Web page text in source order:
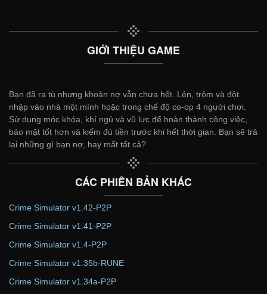
GIỚI THIỆU GAME
Bạn đã ra tù nhưng khoản nợ vẫn chưa hết. Lẻn, trộm và đột
nhập vào nhà một mình hoặc trong chế độ co-op 4 người chơi.
Sử dụng móc khóa, khí ngủ và vũ lực để hoàn thành công việc,
bảo mật tốt hơn và kiếm đủ tiền trước khi hết thời gian. Bạn sẽ trả
lại những gì bạn nợ, hay mất tất cả?
CÁC PHIÊN BẢN KHÁC
Crime Simulator v1.42-P2P
Crime Simulator v1.41-P2P
Crime Simulator v1.4-P2P
Crime Simulator v1.35b-RUNE
Crime Simulator v1.34a-P2P